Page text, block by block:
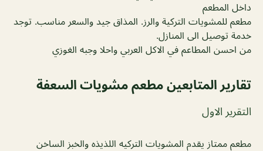
داخل المطعم
مطعم للمشويات التركية والرز. المذاق جيد والسعر مناسب. توجد
خدمة توصيل الى المنازل.
من احسن المطاعم في الاكل العربي واحلا وجبه الغوزي
تقارير المتابعين مطعم مشويات السعفة
التقرير الاول
مطعم ممتاز يقدم المشويات التركيه اللذيذه والخبز الساخن